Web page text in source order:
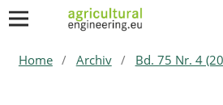
Home / Archiv / Bd. 75 Nr. 4